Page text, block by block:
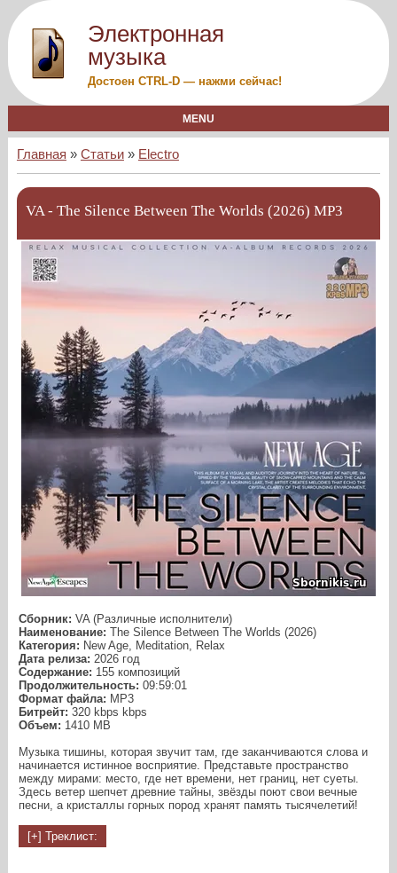
Электронная
музыка
Достоен CTRL-D — нажми сейчас!
MENU
Главная » Статьи » Electro
VA - The Silence Between The Worlds (2026) MP3
Сборник: VA (Различные исполнители)
Наименование: The Silence Between The Worlds (2026)
Категория: New Age, Meditation, Relax
Дата релиза: 2026 год
Содержание: 155 композиций
Продолжительность: 09:59:01
Формат файла: MP3
Битрейт: 320 kbps kbps
Объем: 1410 МB
Музыка тишины, которая звучит там, где заканчиваются слова и
начинается истинное восприятие. Представьте пространство
между мирами: место, где нет времени, нет границ, нет суеты.
Здесь ветер шепчет древние тайны, звёзды поют свои вечные
песни, а кристаллы горных пород хранят память тысячелетий!